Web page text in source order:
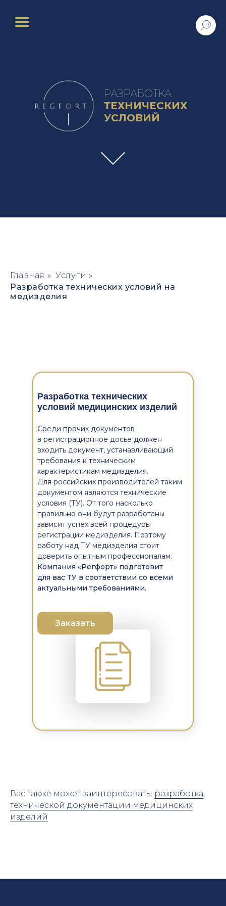
РАЗРАБОТКА
ТЕХНИЧЕСКИХ
УСЛОВИЙ
Главная » Услуги »
Разработка технических условий на
медизделия
Среди прочих документов
в регистрационное досье должен
входить документ, устанавливающий
требования к техническим
характеристикам медизделия.
Для российских производителей таким
документом являются технические
условия (ТУ). От того насколько
правильно они будут разработаны
зависит успех всей процедуры
регистрации медизделия. Поэтому
работу над ТУ медизделия стоит
доверить опытным профессионалам.
Компания «Регфорт» подготовит
для вас ТУ в соответствии со всеми
актуальными требованиями.
Разработка технических
условий медицинских изделий
Заказать
Вас также может заинтересовать: разработка
технической документации медицинских
изделий